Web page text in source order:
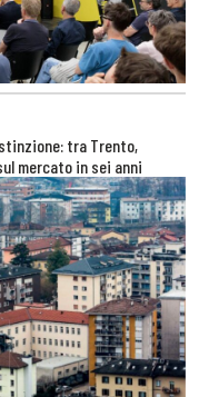
tra Trento,
mercato in sei anni